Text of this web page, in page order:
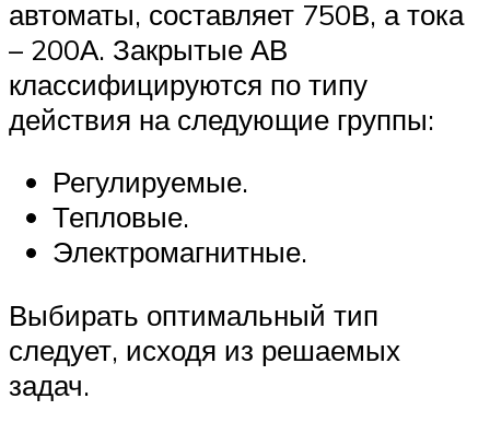
автоматы, составляет 750В, а тока
– 200А. Закрытые АВ
классифицируются по типу
действия на следующие группы:
Регулируемые.
Тепловые.
Электромагнитные.
Выбирать оптимальный тип
следует, исходя из решаемых
задач.